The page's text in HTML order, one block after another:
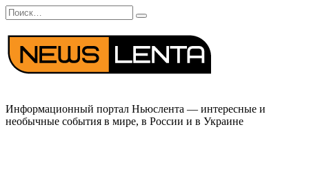
Перейти
к
содержанию
Search
for:
Информационный портал Ньюслента — интересные и
необычные события в мире, в России и в Украине